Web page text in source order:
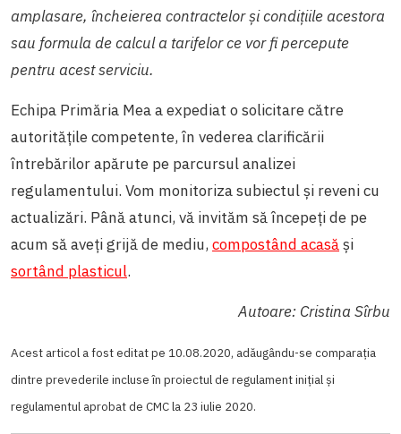
amplasare, încheierea contractelor și condițiile acestora
sau formula de calcul a tarifelor ce vor fi percepute
pentru acest serviciu.
Echipa Primăria Mea a expediat o solicitare către
autoritățile competente, în vederea clarificării
întrebărilor apărute pe parcursul analizei
regulamentului. Vom monitoriza subiectul și reveni cu
actualizări. Până atunci, vă invităm să începeți de pe
acum să aveți grijă de mediu, compostând acasăși
sortând plasticul.
Autoare: Cristina Sîrbu
Acest articol a fost editat pe 10.08.2020, adăugându-se comparația
dintre prevederile incluse în proiectul de regulament inițial și
regulamentul aprobat de CMC la 23 iulie 2020.